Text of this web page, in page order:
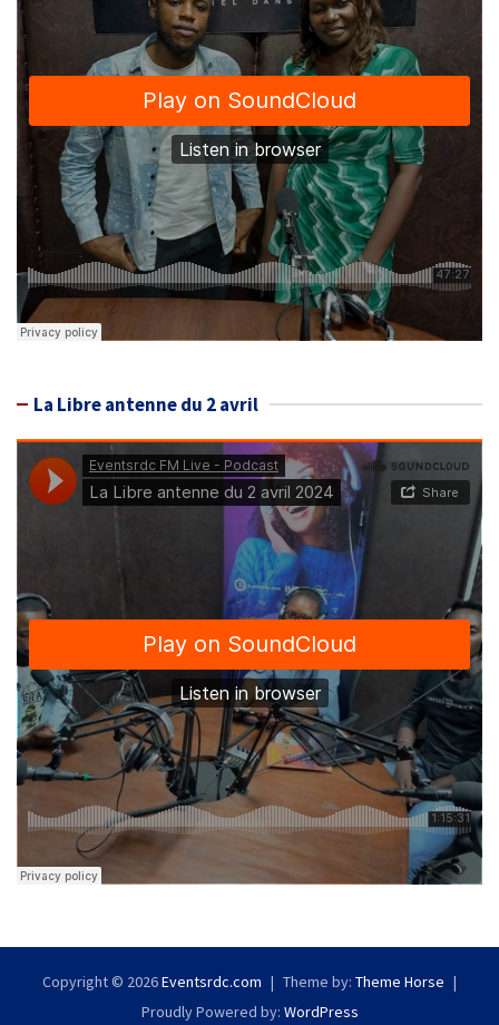
La Libre antenne du 2 avril
Copyright © 2026Eventsrdc.com Theme by: Theme Horse
Proudly Powered by: WordPress